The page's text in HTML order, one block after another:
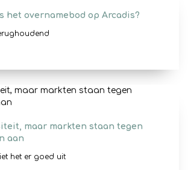
het overnamebod op Arcadis?
maar markten staan tegen
aan
het er goed uit